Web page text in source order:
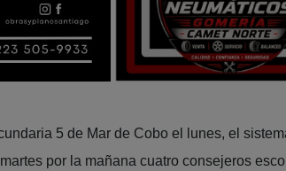
5 de Mar de Cobo el lunes, el
por la mañana cuatro consejeros